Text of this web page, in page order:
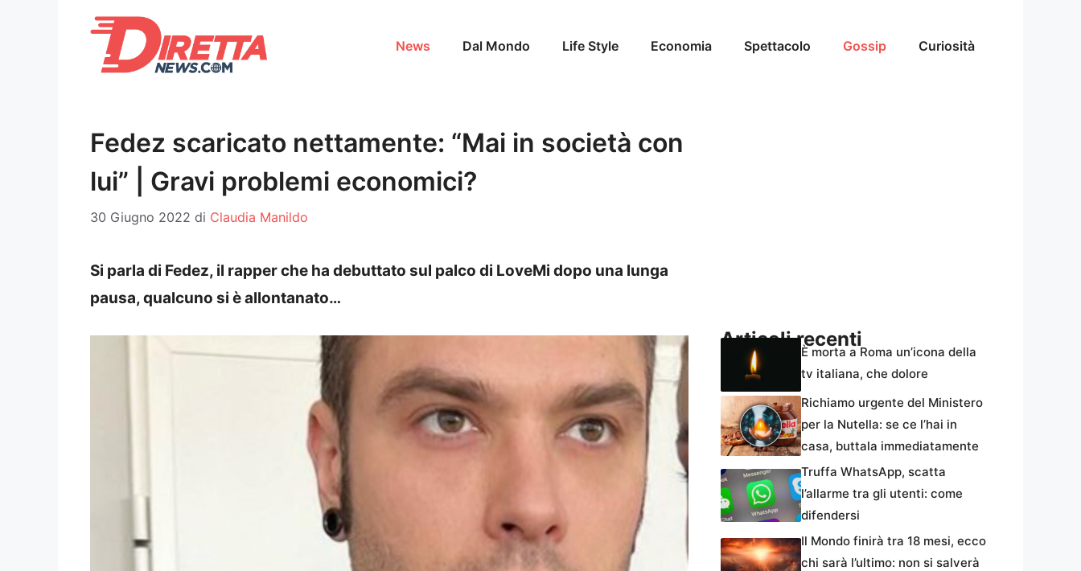
News Dal Mondo Life Style Economia Spettacolo Gossip Curiosità
Fedez scaricato nettamente: “Mai in società con
lui” | Gravi problemi economici?
30 Giugno 2022 di Claudia Manildo
Si parla di Fedez, il rapper che ha debuttato sul palco di LoveMi dopo una lunga
pausa, qualcuno si è allontanato…
Articoli recenti
È morta a Roma un’icona della
tv italiana, che dolore
Richiamo urgente del Ministero
per la Nutella: se ce l’hai in
casa, buttala immediatamente
Truffa WhatsApp, scatta
l’allarme tra gli utenti: come
difendersi
Il Mondo finirà tra 18 mesi, ecco
chi sarà l’ultimo: non si salverà